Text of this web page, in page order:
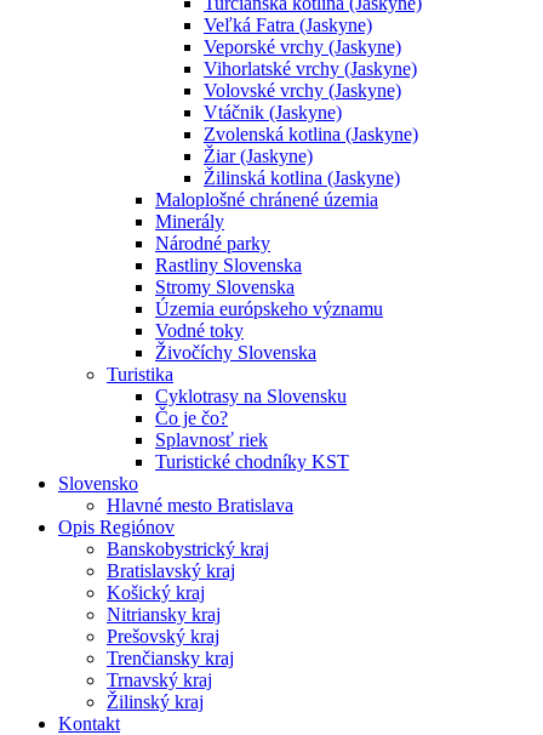
Veľká Fatra (Jaskyne)
Veporské vrchy (Jaskyne)
Vihorlatské vrchy (Jaskyne)
Volovské vrchy (Jaskyne)
Vtáčnik (Jaskyne)
Zvolenská kotlina (Jaskyne)
Žiar (Jaskyne)
Žilinská kotlina (Jaskyne)
Maloplošné chránené územia
Minerály
Národné parky
Rastliny Slovenska
Stromy Slovenska
Územia európskeho významu
Vodné toky
Živočíchy Slovenska
Turistika
Cyklotrasy na Slovensku
Čo je čo?
Splavnosť riek
Turistické chodníky KST
Slovensko
Hlavné mesto Bratislava
Opis Regiónov
Banskobystrický kraj
Bratislavský kraj
Košický kraj
Nitriansky kraj
Prešovský kraj
Trenčiansky kraj
Trnavský kraj
Žilinský kraj
Kontakt